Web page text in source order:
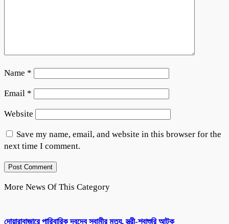
Name *
Email *
Website
Save my name, email, and website in this browser for the
next time I comment.
More News Of This Category
দোয়ারাবাজারে পারিবারিক দ্বন্দ্বে স্বামীর মৃত্যু, স্ত্রী-শ্বাশুরি আটক